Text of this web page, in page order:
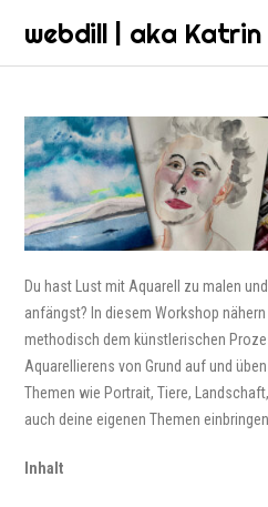
webdill | aka Katrin
Du hast Lust mit Aquarell zu malen
anfängst? In diesem Workshop
methodisch dem künstlerischen
Aquarellierens von Grund auf und
Themen wie Portrait, Tiere,
auch deine eigenen Themen
Inhalt